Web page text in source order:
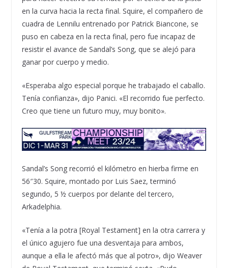
en la curva hacia la recta final. Squire, el compañero de
cuadra de Lennilu entrenado por Patrick Biancone, se
puso en cabeza en la recta final, pero fue incapaz de
resistir el avance de Sandal’s Song, que se alejó para
ganar por cuerpo y medio.
«Esperaba algo especial porque he trabajado el caballo.
Tenía confianza», dijo Panici. «El recorrido fue perfecto.
Creo que tiene un futuro muy, muy bonito».
Sandal’s Song recorrió el kilómetro en hierba firme en
56″30. Squire, montado por Luis Saez, terminó
segundo, 5 ½ cuerpos por delante del tercero,
Arkadelphia.
«Tenía a la potra [Royal Testament] en la otra carrera y
el único agujero fue una desventaja para ambos,
aunque a ella le afectó más que al potro», dijo Weaver